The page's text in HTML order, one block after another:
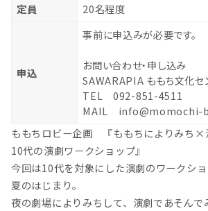
定員
20名程度
申込
事前に申込みが必要です。
お問い合わせ・申し込み
SAWARAPIA ももち文化セ
TEL 092-851-4511
MAIL info@momochi-
ももちロビー企画 『ももちによりみち×
10代の演劇ワークショップ』
今回は10代を対象にした演劇のワークショ
夏のはじまり。
夜の劇場によりみちして、演劇であそんで